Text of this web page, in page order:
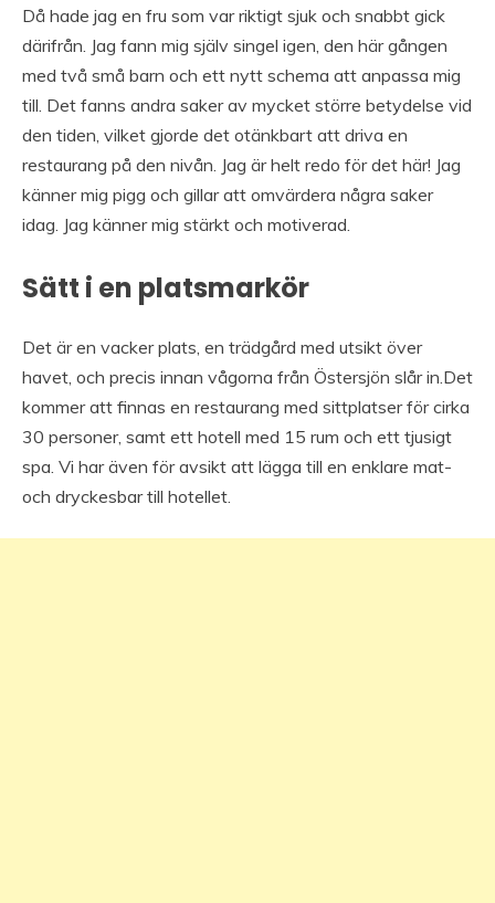
Då hade jag en fru som var riktigt sjuk och snabbt gick
därifrån. Jag fann mig själv singel igen, den här gången
med två små barn och ett nytt schema att anpassa mig
till. Det fanns andra saker av mycket större betydelse vid
den tiden, vilket gjorde det otänkbart att driva en
restaurang på den nivån. Jag är helt redo för det här! Jag
känner mig pigg och gillar att omvärdera några saker
idag. Jag känner mig stärkt och motiverad.
Sätt i en platsmarkör
Det är en vacker plats, en trädgård med utsikt över
havet, och precis innan vågorna från Östersjön slår in.Det
kommer att finnas en restaurang med sittplatser för cirka
30 personer, samt ett hotell med 15 rum och ett tjusigt
spa. Vi har även för avsikt att lägga till en enklare mat-
och dryckesbar till hotellet.